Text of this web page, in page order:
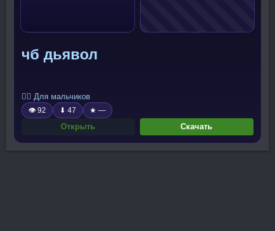
чб дьявол
🧍‍♂️ Для мальчиков
👁 92 ⬇ 47 ★ —
Открыть Скачать